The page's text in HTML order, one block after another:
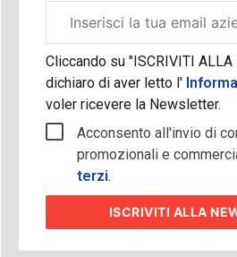
aziendale
Cliccando su "ISCRIVITI ALLA
dichiaro di aver letto l'
voler ricevere la Newsletter.
Acconsento all'invio di
promozionali e
terzi.
ISCRIVITI ALLA